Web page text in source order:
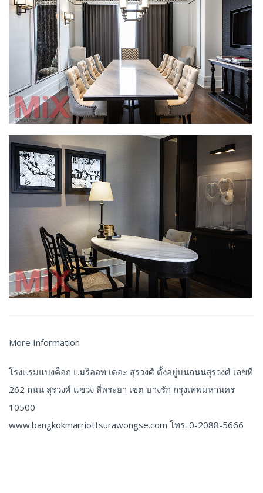
More Information
โรงแรมแบงค็อก แมริออท เดอะ สุรวงศ์ ตั้งอยู่บนถนนสุรวงศ์ เลขที่
262 ถนน สุรวงศ์ แขวง สี่พระยา เขต บางรัก กรุงเทพมหานคร
10500
www.bangkokmarriottsurawongse.com โทร. 0-2088-5666